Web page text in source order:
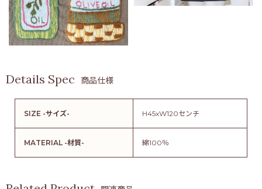
商品仕様
SIZE -サイズ- H45xW120センチ
MATERIAL -材質- 綿100％